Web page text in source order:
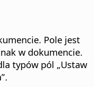
Pole jest
w dokumencie.
typów pól „Ustaw